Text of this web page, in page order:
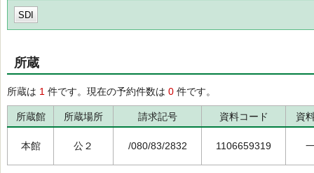
SDI
所蔵
所蔵は 1 件です。現在の予約件数は 0 件です。
所蔵館 所蔵場所 請求記号 資料コード 資
本館 公２ /080/83/2832 1106659319